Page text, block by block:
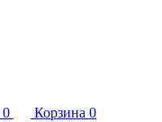
0 Корзина 0